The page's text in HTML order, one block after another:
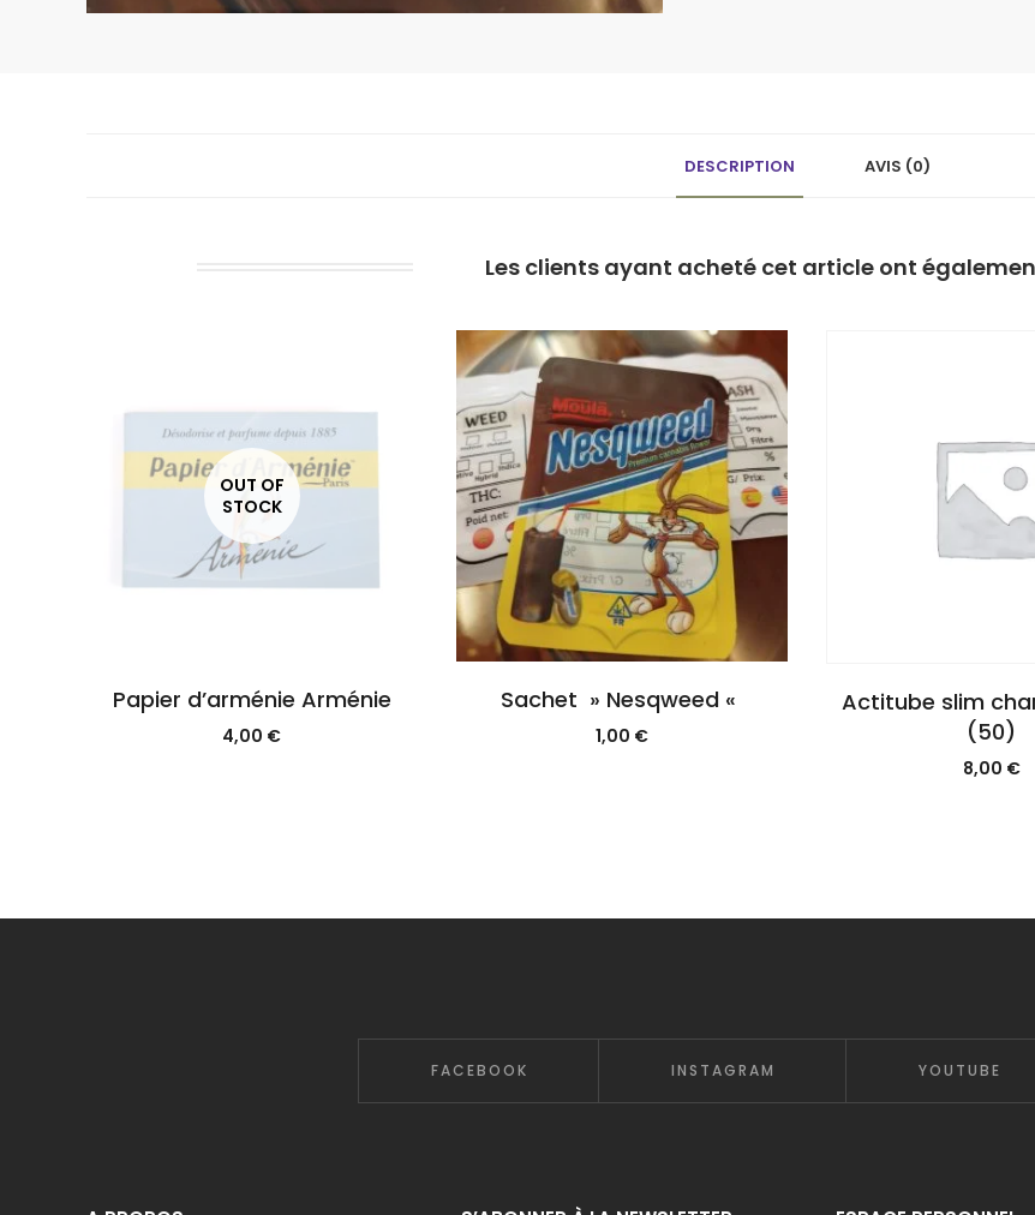
DESCRIPTION AVIS (0)
Les clients ayant acheté cet article ont
OUT OF
STOCK
Papier d’arménie Arménie
4,00 €
Sachet » Nesqweed «
1,00 €
Actitube slim
(50)
8,00 €
FACEBOOK INSTAGRAM YOUTUBE